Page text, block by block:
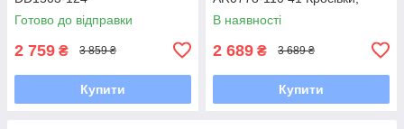
Готово до відправки
2 759 ₴ 3 859 ₴
Купити
Текстильна, Шнурівка, Товста
підошва, Замша,
В наявності
2 689 ₴ 3 689 ₴
Купити